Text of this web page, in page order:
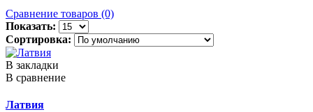
Сравнение товаров (0)
Показать:
Сортировка:
В закладки
В сравнение
Латвия